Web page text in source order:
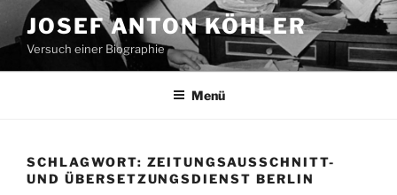
Inhalt
springen
JOSEF ANTON KÖHLER
Versuch einer Biographie
Menü
SCHLAGWORT: ZEITUNGSAUSSCHNITT-
UND ÜBERSETZUNGSDIENST BERLIN